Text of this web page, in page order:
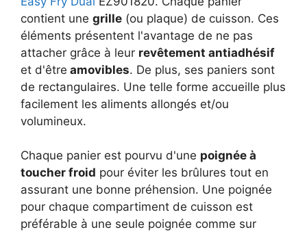
contient une grille (ou plaque) de cuisson. Ces
éléments présentent l'avantage de ne pas
attacher grâce à leur revêtement antiadhésif
et d'être amovibles. De plus, ses paniers sont
de rectangulaires. Une telle forme accueille plus
facilement les aliments allongés et/ou
volumineux.
Chaque panier est pourvu d'une poignée à
toucher froid pour éviter les brûlures tout en
assurant une bonne préhension. Une poignée
pour chaque compartiment de cuisson est
préférable à une seule poignée comme sur